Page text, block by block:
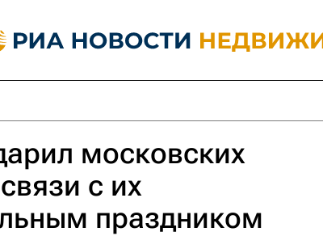
московских
с их
праздником